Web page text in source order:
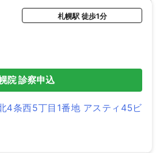
札幌駅 徒歩1分
院 診察申込
4条西5丁目1番地 アスティ45ビ